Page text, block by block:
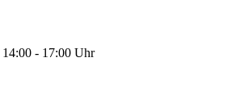
- 17:00 Uhr